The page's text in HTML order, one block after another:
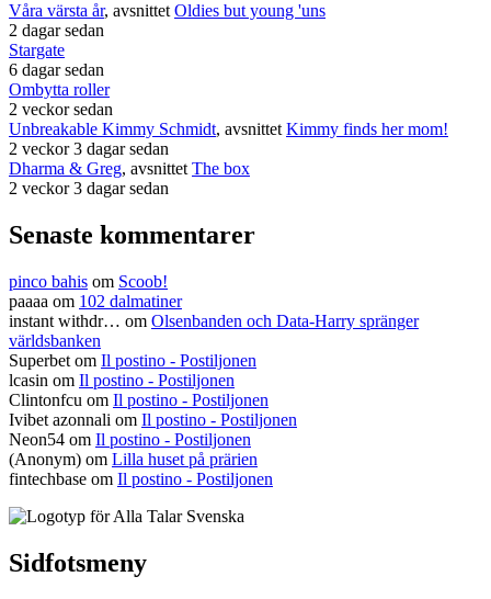
Våra värsta år, avsnittetOldies but young 'uns
2 dagar sedan
Stargate
6 dagar sedan
Ombytta roller
2 veckor sedan
Unbreakable Kimmy Schmidt, avsnittetKimmy finds her mom!
2 veckor 3 dagar sedan
Dharma & Greg, avsnittetThe box
2 veckor 3 dagar sedan
Senaste kommentarer
pinco bahis om Scoob!
paaaa om 102 dalmatiner
instant withdr… om Olsenbanden och Data-Harry spränger
världsbanken
Superbet om Il postino - Postiljonen
lcasin om Il postino - Postiljonen
Clintonfcu om Il postino - Postiljonen
Ivibet azonnali om Il postino - Postiljonen
Neon54 om Il postino - Postiljonen
(Anonym) om Lilla huset på prärien
fintechbase om Il postino - Postiljonen
Sidfotsmeny